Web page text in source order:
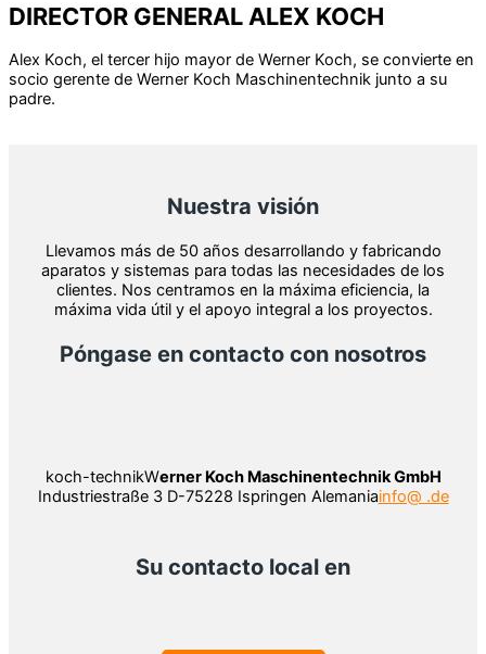
DIRECTOR GENERAL ALEX KOCH
Alex Koch, el tercer hijo mayor de Werner Koch, se convierte en
socio gerente de Werner Koch Maschinentechnik junto a su
padre.
Nuestra visión
Llevamos más de 50 años desarrollando y fabricando
aparatos y sistemas para todas las necesidades de los
clientes. Nos centramos en la máxima eficiencia, la
máxima vida útil y el apoyo integral a los proyectos.
Póngase en contacto con nosotros
koch-technikWerner Koch Maschinentechnik GmbH
Industriestraße 3 D-75228 Ispringen Alemaniainfo@ .de
Su contacto local en